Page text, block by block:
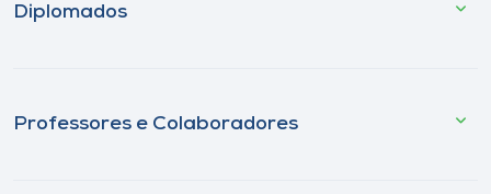
Diplomados
Professores e Colaboradores